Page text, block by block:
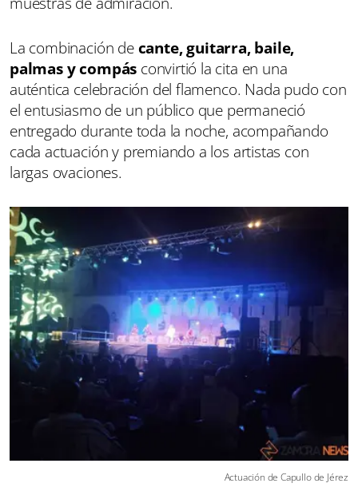
La combinación decante, guitarra, baile,
palmas y compás convirtió la cita en una
auténtica celebración del flamenco. Nada pudo con
el entusiasmo de un público que permaneció
entregado durante toda la noche, acompañando
cada actuación y premiando a los artistas con
largas ovaciones.
Actuación de Capullo de Jérez